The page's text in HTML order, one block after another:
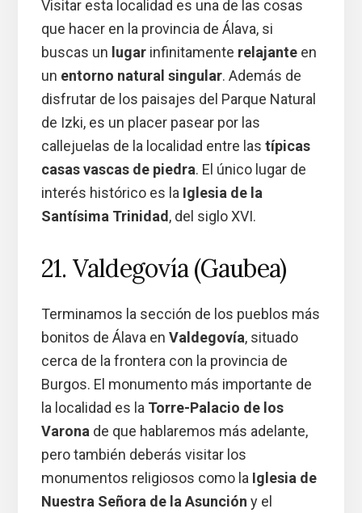
Visitar esta localidad es una de las cosas
que hacer en la provincia de Álava, si
buscas un lugar infinitamente relajanteen
un entorno natural singular. Además de
disfrutar de los paisajes del Parque Natural
de Izki, es un placer pasear por las
callejuelas de la localidad entre las típicas
casas vascas de piedra. El único lugar de
interés histórico es la Iglesia de la
Santísima Trinidad, del siglo XVI.
21. Valdegovía (Gaubea)
Terminamos la sección de los pueblos más
bonitos de Álava en Valdegovía, situado
cerca de la frontera con la provincia de
Burgos. El monumento más importante de
la localidad es la Torre-Palacio de los
Varonade que hablaremos más adelante,
pero también deberás visitar los
monumentos religiosos como la Iglesia de
Nuestra Señora de la Asunción y el